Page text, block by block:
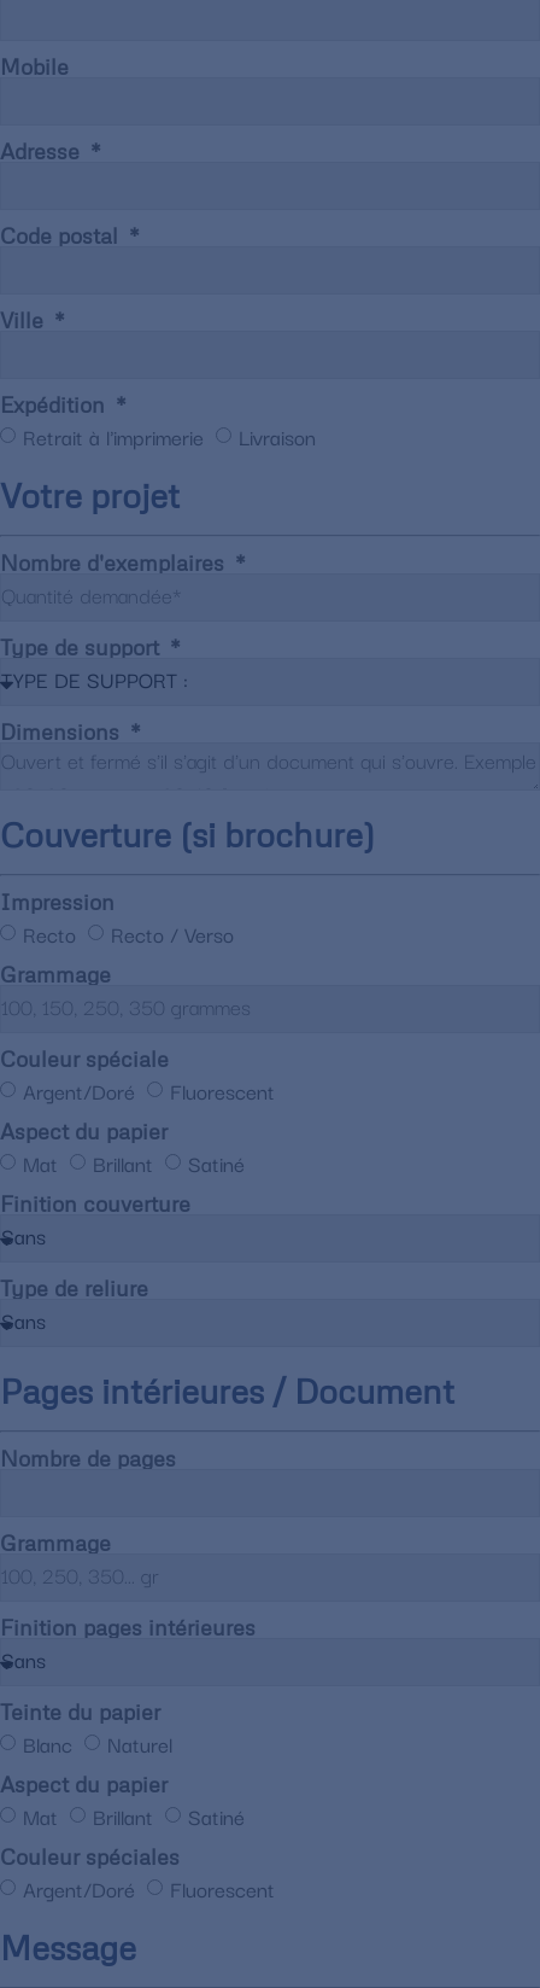
Mobile
Adresse
Code postal
Ville
Expédition
Retrait à l'imprimerie Livraison
Votre projet
Nombre d'exemplaires
Type de support
Dimensions
Couverture (si brochure)
Impression
Recto Recto / Verso
Grammage
Couleur spéciale
Argent/Doré Fluorescent
Aspect du papier
Mat Brillant Satiné
Finition couverture
Type de reliure
Pages intérieures / Document
Nombre de pages
Grammage
Finition pages intérieures
Teinte du papier
Blanc Naturel
Aspect du papier
Mat Brillant Satiné
Couleur spéciales
Argent/Doré Fluorescent
Message